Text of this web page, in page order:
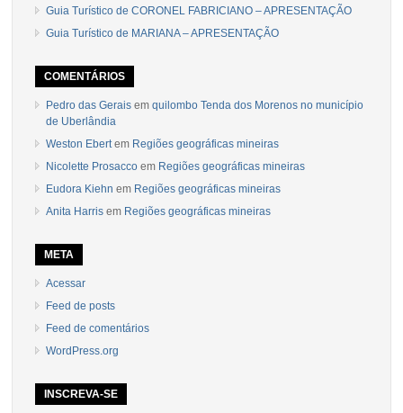
Guia Turístico de CORONEL FABRICIANO – APRESENTAÇÃO
Guia Turístico de MARIANA – APRESENTAÇÃO
COMENTÁRIOS
Pedro das Gerais emquilombo Tenda dos Morenos no município
de Uberlândia
Weston Ebertem Regiões geográficas mineiras
Nicolette Prosacco em Regiões geográficas mineiras
Eudora Kiehn em Regiões geográficas mineiras
Anita Harris em Regiões geográficas mineiras
META
Acessar
Feed de posts
Feed de comentários
WordPress.org
INSCREVA-SE